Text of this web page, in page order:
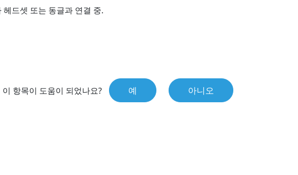
헤드셋 또는 동글과 연결 중.
이 항목이 도움이 되었나요? 예 아니오